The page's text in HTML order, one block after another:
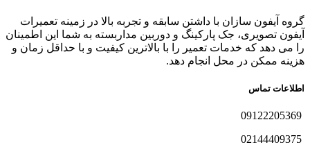
گروه آیفون سازان با داشتن سابقه و تجربه بالا در زمینه تعمیرات
آیفون تصویری، جک پارکینگ و دوربین مداربسته به شما این اطمینان
را می دهد که خدمات تعمیر را با بالاترین کیفیت و با حداقل زمان و
هزینه ممکن در محل انجام دهد.
اطلاعات تماس